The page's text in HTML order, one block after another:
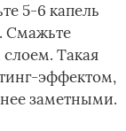
5-6 капель
Смажьте
Такая
эффектом,
заметными.